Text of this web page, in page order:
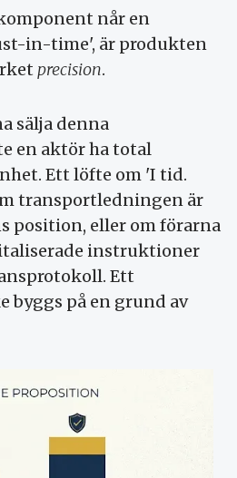
når en
in-time', är produkten
precision.
sälja denna
en aktör ha total
Ett löfte om 'I tid.
transportledningen är
position, eller om förarna
instruktioner
Ett
byggs på en grund av